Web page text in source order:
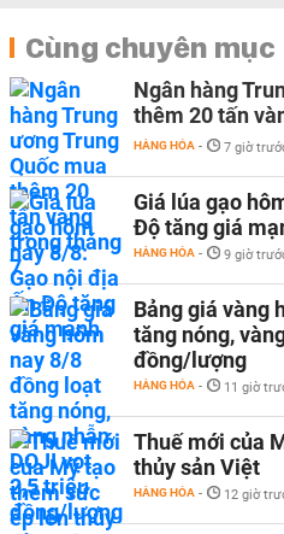
Cùng chuyên mục
Ngân hàng
thêm 20 tấn
HÀNG HÓA - 7 giờ
Giá lúa gạo
Độ tăng giá
HÀNG HÓA - 9 giờ
Bảng giá vàng
tăng nóng,
đồng/lượng
HÀNG HÓA - 11 giờ
Thuế mới của
thủy sản Việt
HÀNG HÓA - 12 giờ